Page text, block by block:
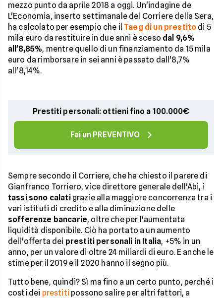
mezzo punto da aprile 2018 a oggi. Un'indagine de
L'Economia, inserto settimanale del Corriere della Sera,
ha calcolato per esempio che il Taeg di un prestito di 5
mila euro da restituire in due anni è sceso dal 9,6%
all'8,85%, mentre quello di un finanziamento da 15 mila
euro da rimborsare in sei anni è passato dall'8,7%
all'8,14%.
Prestiti personali: ottieni fino a 100.000€
Fai un PREVENTIVO
Sempre secondo il Corriere, che ha chiesto il parere di
Gianfranco Torriero, vice direttore generale dell'Abi, i
tassi sono calatigrazie alla maggiore concorrenza tra i
vari istituti di credito e alla diminuzione delle
sofferenze bancarie, oltre che per l'aumentata
liquidità disponibile. Ciò ha portato a un aumento
dell'offerta dei prestiti personali in Italia, +5% in un
anno, per un valore di oltre 24 miliardi di euro. E anche le
stime per il 2019 e il 2020 hanno il segno più.
Tutto bene, quindi? Sì ma fino a un certo punto, perché i
costi dei prestiti possono salire per altri fattori, a